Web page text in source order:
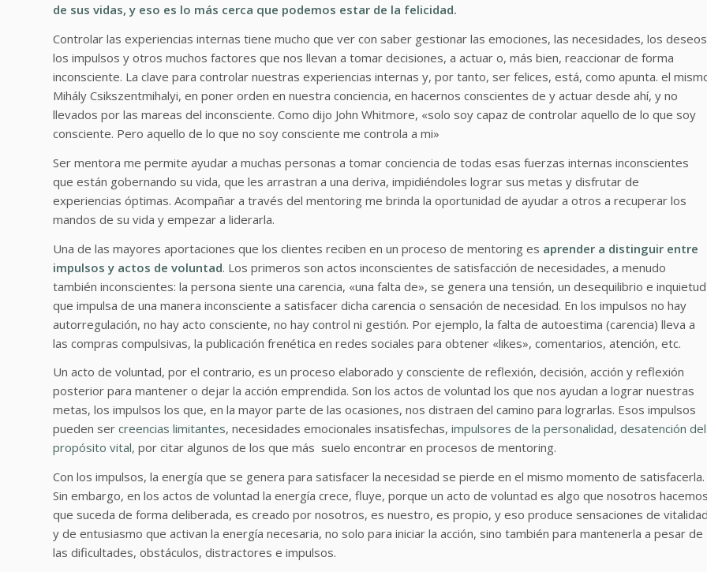
de sus vidas, y eso es lo más cerca que podemos estar de la felicidad.
Controlar las experiencias internas tiene mucho que ver con saber gestionar las emociones, las necesidades, los
los impulsos y otros muchos factores que nos llevan a tomar decisiones, a actuar o, más bien, reaccionar de forma
inconsciente. La clave para controlar nuestras experiencias internas y, por tanto, ser felices, está, como apunta. el
Mihály Csikszentmihalyi, en poner orden en nuestra conciencia, en hacernos conscientes de y actuar desde ahí, y no
llevados por las mareas del inconsciente. Como dijo John Whitmore, «solo soy capaz de controlar aquello de lo que soy
consciente. Pero aquello de lo que no soy consciente me controla a mi»
Ser mentora me permite ayudar a muchas personas a tomar conciencia de todas esas fuerzas internas inconscientes
que están gobernando su vida, que les arrastran a una deriva, impidiéndoles lograr sus metas y disfrutar de
experiencias óptimas. Acompañar a través del mentoring me brinda la oportunidad de ayudar a otros a recuperar los
mandos de su vida y empezar a liderarla.
Una de las mayores aportaciones que los clientes reciben en un proceso de mentoring es aprender a distinguir entre
impulsos y actos de voluntad. Los primeros son actos inconscientes de satisfacción de necesidades, a menudo
también inconscientes: la persona siente una carencia, «una falta de», se genera una tensión, un desequilibrio e inquietud
que impulsa de una manera inconsciente a satisfacer dicha carencia o sensación de necesidad. En los impulsos no hay
autorregulación, no hay acto consciente, no hay control ni gestión. Por ejemplo, la falta de autoestima (carencia) lleva a
las compras compulsivas, la publicación frenética en redes sociales para obtener «likes», comentarios, atención, etc.
Un acto de voluntad, por el contrario, es un proceso elaborado y consciente de reflexión, decisión, acción y reflexión
posterior para mantener o dejar la acción emprendida. Son los actos de voluntad los que nos ayudan a lograr nuestras
metas, los impulsos los que, en la mayor parte de las ocasiones, nos distraen del camino para lograrlas. Esos impulsos
pueden ser creencias limitantes, necesidades emocionales insatisfechas, impulsores de la personalidad, desatención del
propósito vital, por citar algunos de los que más suelo encontrar en procesos de mentoring.
Con los impulsos, la energía que se genera para satisfacer la necesidad se pierde en el mismo momento de satisfacerla.
Sin embargo, en los actos de voluntad la energía crece, fluye, porque un acto de voluntad es algo que nosotros
que suceda de forma deliberada, es creado por nosotros, es nuestro, es propio, y eso produce sensaciones de
y de entusiasmo que activan la energía necesaria, no solo para iniciar la acción, sino también para mantenerla a pesar de
las dificultades, obstáculos, distractores e impulsos.